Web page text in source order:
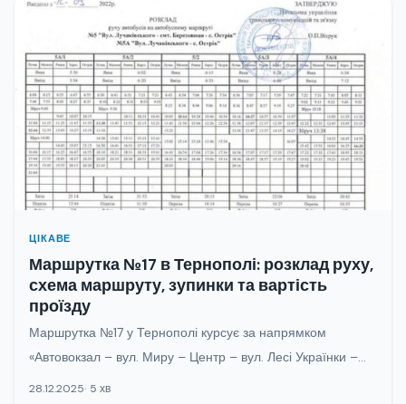
ЦІКАВЕ
Маршрутка №17 в Тернополі: розклад руху,
схема маршруту, зупинки та вартість
проїзду
Маршрутка №17 у Тернополі курсує за напрямком
«Автовокзал – вул. Миру – Центр – вул. Лесі Українки –...
28.12.2025 5 хв